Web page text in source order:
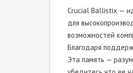
Crucial Ballistix —
для
возможностей
Благодаря
Эта память —